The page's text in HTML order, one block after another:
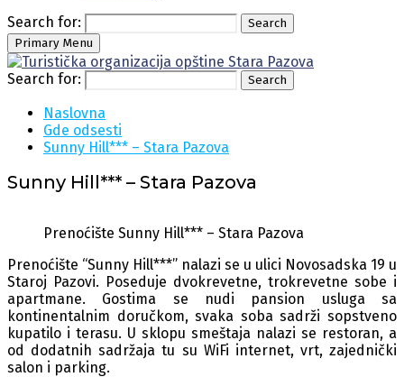
Search for:
Search
Primary Menu
Search for: Search
Naslovna
Gde odsesti
Sunny Hill*** – Stara Pazova
Sunny Hill*** – Stara Pazova
Prenoćište Sunny Hill*** – Stara Pazova
Prenoćište “Sunny Hill***” nalazi se u ulici Novosadska 19 u
Staroj Pazovi. Poseduje dvokrevetne, trokrevetne sobe i
apartmane. Gostima se nudi pansion usluga sa
kontinentalnim doručkom, svaka soba sadrži sopstveno
kupatilo i terasu. U sklopu smeštaja nalazi se restoran, a
od dodatnih sadržaja tu su WiFi internet, vrt, zajednički
salon i parking.